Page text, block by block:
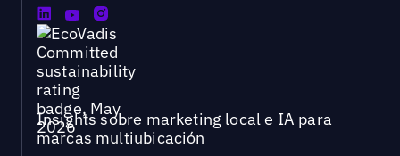
Insights sobre marketing local e IA para
marcas multiubicación